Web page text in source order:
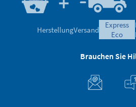
HerstellungVersand
express
eco
Brauchen Sie